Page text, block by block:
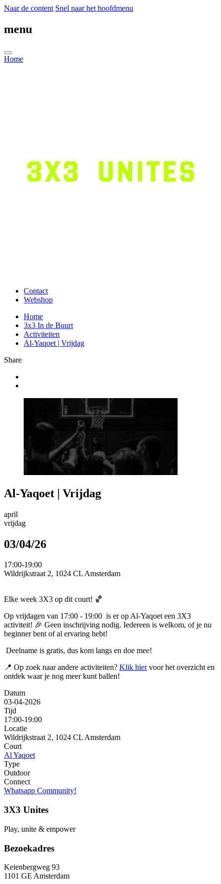
Naar de content Snel naar het hoofdmenu
menu
Home
Contact
Webshop
Home
3x3 In de Buurt
Activiteiten
Al-Yaqoet | Vrijdag
Share
Al-Yaqoet | Vrijdag
april
vrijdag
03/04/26
17:00-19:00
Wildrijkstraat 2, 1024 CL Amsterdam
Elke week 3X3 op dit court! 🏀
Op vrijdagen van 17:00 - 19:00 is er op Al-Yaqoet een 3X3
activiteit! 🎉 Geen inschrijving nodig. Iedereen is welkom, of je nu
beginner bent of al ervaring hebt!
Deelname is gratis, dus kom langs en doe mee!
📍 Op zoek naar andere activiteiten? Klik hiervoor het overzicht en
ontdek waar je nog meer kunt ballen!
Datum
03-04-2026
Tijd
17:00-19:00
Locatie
Wildrijkstraat 2, 1024 CL Amsterdam
Court
Al Yaqoet
Type
Outdoor
Connect
Whatsapp Community!
3X3 Unites
Play, unite & empower
Bezoekadres
Keienbergweg 93
1101 GE Amsterdam